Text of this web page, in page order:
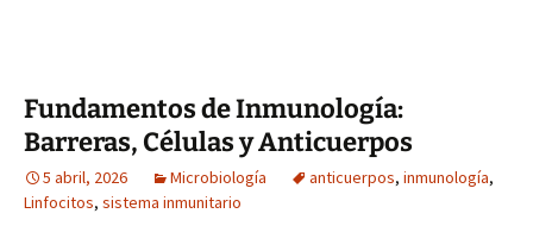
Fundamentos de Inmunología:
Barreras, Células y Anticuerpos
5 abril, 2026 Microbiología anticuerpos, inmunología,
Linfocitos, sistema inmunitario